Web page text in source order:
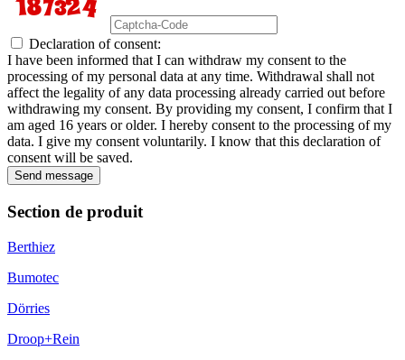
Declaration of consent:
I have been informed that I can withdraw my consent to the
processing of my personal data at any time. Withdrawal shall not
affect the legality of any data processing already carried out before
withdrawing my consent. By providing my consent, I confirm that I
am aged 16 years or older. I hereby consent to the processing of my
data. I give my consent voluntarily. I know that this declaration of
consent will be saved.
Send message
Section de produit
Berthiez
Bumotec
Dörries
Droop+Rein